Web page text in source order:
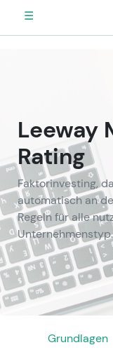
☰
Leeway
Rating
Faktorinvesting,
automatisch an
Regeln für alle
Unternehmenstyp.
Grundlagen